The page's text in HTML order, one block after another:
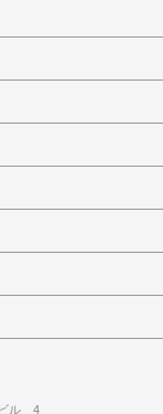
ビル 4